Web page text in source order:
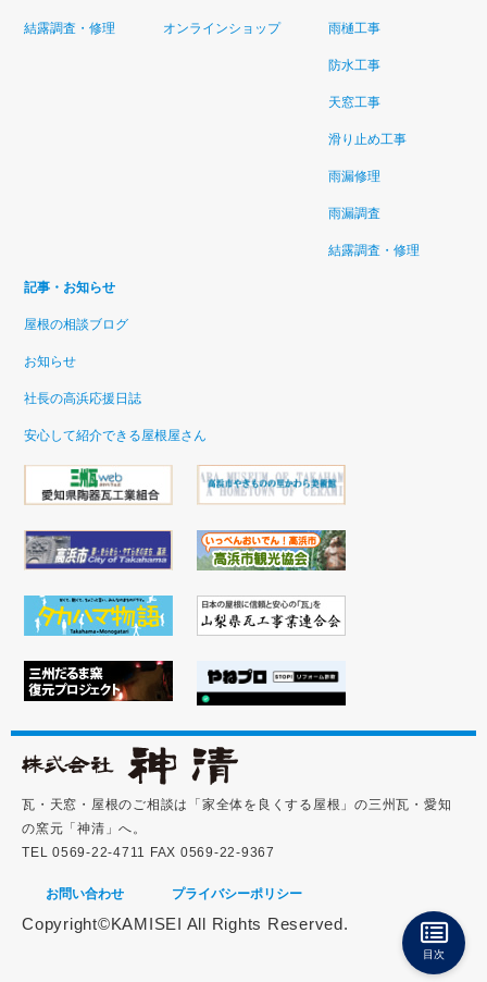
結露調査・修理 オンラインショップ 雨樋工事
防水工事
天窓工事
滑り止め工事
雨漏修理
雨漏調査
結露調査・修理
記事・お知らせ
屋根の相談ブログ
お知らせ
社長の高浜応援日誌
安心して紹介できる屋根屋さん
瓦・天窓・屋根のご相談は「家全体を良くする屋根」の三州瓦・愛知
の窯元「神清」へ。
TEL 0569-22-4711 FAX 0569-22-9367
お問い合わせ プライバシーポリシー
Copyright©KAMISEI All Rights Reserved.
目次